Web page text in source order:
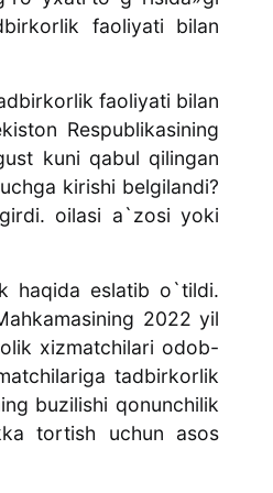
faoliyati bilan
faoliyati bilan
Respublikasining
kuni qabul qilingan
kirishi belgilandi?
oilasi a`zosi yoki
haqida eslatib o`tildi.
2022 yil
xizmatchilari odob-
tadbirkorlik
buzilishi qonunchilik
tortish uchun asos